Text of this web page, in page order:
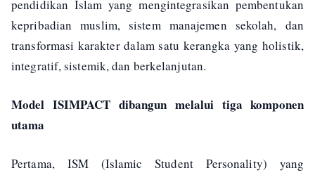
pendidikan Islam yang mengintegrasikan pembentukan
kepribadian muslim, sistem manajemen sekolah, dan
transformasi karakter dalam satu kerangka yang holistik,
integratif, sistemik, dan berkelanjutan.
Model ISIMPACT dibangun melalui tiga komponen
utama
Pertama, ISM (Islamic Student Personality) yang